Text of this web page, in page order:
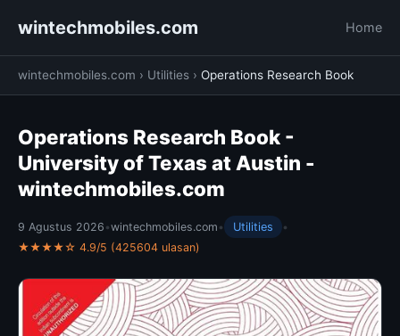
wintechmobiles.com Home
wintechmobiles.com › Utilities › Operations Research Book
Operations Research Book -
University of Texas at Austin -
wintechmobiles.com
9 Agustus 2026 •wintechmobiles.com • Utilities
•
★★★★☆ 4.9/5 (425604 ulasan)